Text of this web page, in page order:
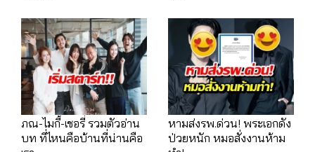
ภณ-ไมกี้-เชอรี่ รวมตัวอ่าน
บท ที่ไหนคือบ้านที่น่านคือ
หามส่งรพ.ด่วน! พระเอกดัง
ป่วยหนัก หมอสั่งงานห้าม